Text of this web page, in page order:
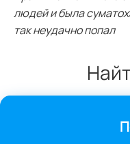
людей и была
так неудачно попал